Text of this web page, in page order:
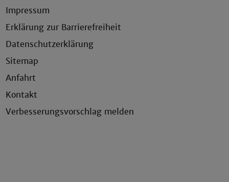
Impressum
Erklärung zur Barrierefreiheit
Datenschutzerklärung
Sitemap
Anfahrt
Kontakt
Verbesserungsvorschlag melden